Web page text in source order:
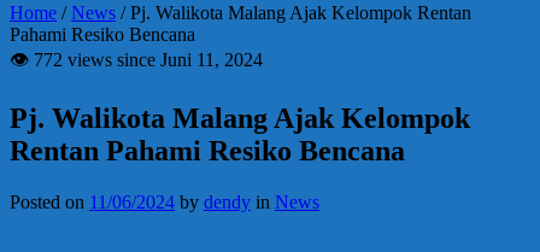
Home /News /Pj. Walikota Malang Ajak Kelompok Rentan
Pahami Resiko Bencana
👁 772 views since Juni 11, 2024
Pj. Walikota Malang Ajak Kelompok
Rentan Pahami Resiko Bencana
Posted on 11/06/2024 by dendy in News